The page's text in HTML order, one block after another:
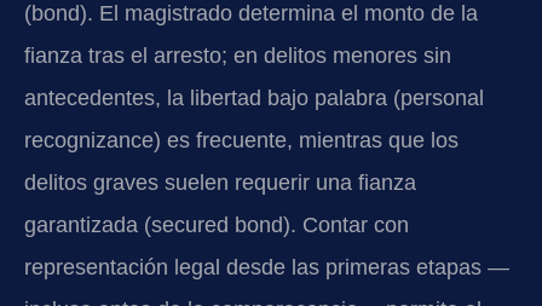
(bond). El magistrado determina el monto de la
fianza tras el arresto; en delitos menores sin
antecedentes, la libertad bajo palabra (personal
recognizance) es frecuente, mientras que los
delitos graves suelen requerir una fianza
garantizada (secured bond). Contar con
representación legal desde las primeras etapas —